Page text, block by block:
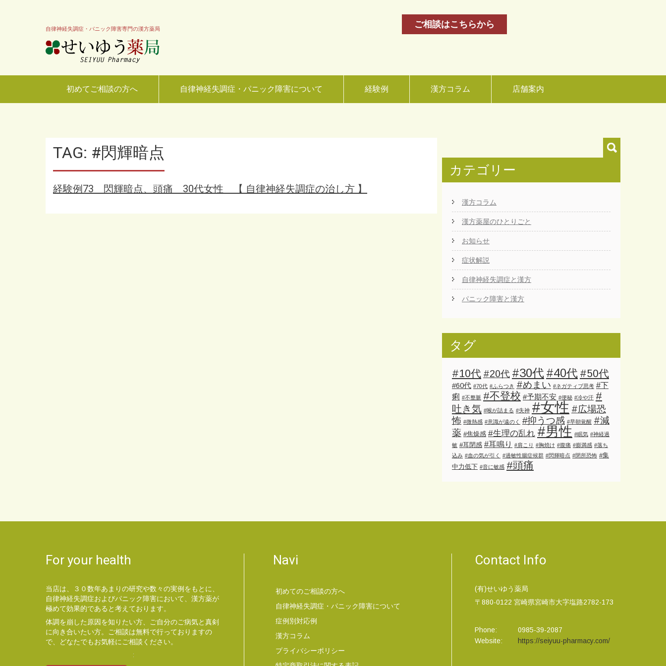
自律神経失調症・パニック障害専門の漢方薬局 ご相談はこちらから
初めてご相談の方へ 自律神経失調症・パニック障害について 経験例 漢方コラム 店舗案内
TAG: #閃輝暗点
経験例73 閃輝暗点、頭痛 30代女性 【 自律神経失調症の治し方 】
カテゴリー
漢方コラム
漢方薬屋のひとりごと
お知らせ
症状解説
自律神経失調症と漢方
パニック障害と漢方
タグ
#10代 #20代 #30代 #40代 #50代
#60代 #70代 #ふらつき #めまい #ネガティブ思考 #下
痢 #不整脈 #不登校 #予期不安 #便秘 #冷や汗 #
吐き気 #喉が詰まる #失神 #女性 #広場恐
怖 #微熱感 #意識が遠のく #抑うつ感 #早朝覚醒 #減
薬 #焦燥感 #生理の乱れ #男性 #眠気 #神経過
敏 #耳閉感 #耳鳴り #肩こり #胸焼け #腹痛 #膨満感 #落ち
込み #血の気が引く #過敏性腸症候群 #閃輝暗点 #閉所恐怖 #集
中力低下 #音に敏感 #頭痛
For your health
当店は、３０数年あまりの研究や数々の実例をもとに、
自律神経失調症およびパニック障害において、漢方薬が
極めて効果的であると考えております。
体調を崩した原因を知りたい方、ご自分のご病気と真剣
に向き合いたい方。ご相談は無料で行っておりますの
で、どなたでもお気軽にご相談ください。
Navi
初めてのご相談の方へ
自律神経失調症・パニック障害について
症例別対応例
漢方コラム
プライバシーポリシー
Contact Info
(有)せいゆう薬局
〒880-0122 宮崎県宮崎市大字塩路2782-173
Phone:
0985-39-2087
Website:
https://seiyuu-pharmacy.com/